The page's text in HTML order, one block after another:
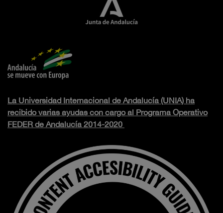
La Universidad Internacional de Andalucía (UNIA) ha
recibido varias ayudas con cargo al Programa Operativo
FEDER de Andalucía 2014-2020